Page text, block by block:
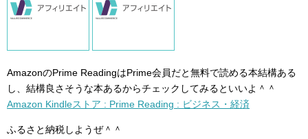
AmazonのPrime ReadingはPrime会員だと無料で読める本結構ある
し、結構良さそうな本あるからチェックしてみるといいよ＾＾
Amazon Kindleストア : Prime Reading : ビジネス・経済
ふるさと納税しようぜ＾＾